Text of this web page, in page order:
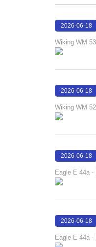
2026-06-18
Wiking WM
2026-06-18
Wiking WM
2026-06-18
Eagle E 44a
2026-06-18
Eagle E 44a